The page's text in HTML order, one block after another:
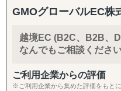
ジデザイン
エンスに【伝える】を効
おります。
海外で
★伝わるメッセージを作り
★惹かれるブランドデザイ
GMOグローバルEC株
越境EC (B2C、B2B、
なんでもご相談ください
ご利用企業からの評価
※ご利用企業から集めた評価をもと